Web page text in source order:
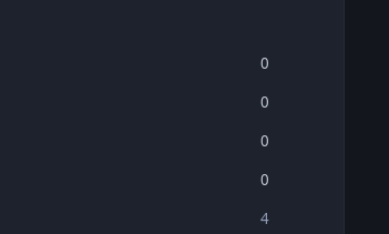
0
0
0
0
4